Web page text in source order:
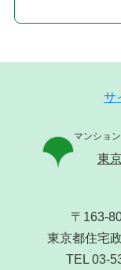
サ
マンショ
東
〒163-
東京都住宅
TEL 03-